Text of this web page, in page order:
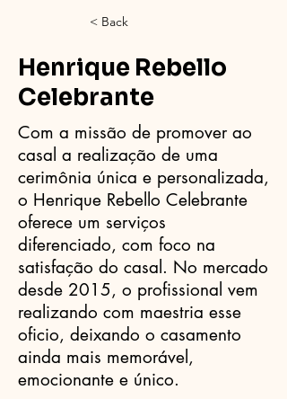
< Back
Henrique Rebello
Celebrante
Com a missão de promover ao
casal a realização de uma
cerimônia única e personalizada,
o Henrique Rebello Celebrante
oferece um serviços
diferenciado, com foco na
satisfação do casal. No mercado
desde 2015, o profissional vem
realizando com maestria esse
oficio, deixando o casamento
ainda mais memorável,
emocionante e único.